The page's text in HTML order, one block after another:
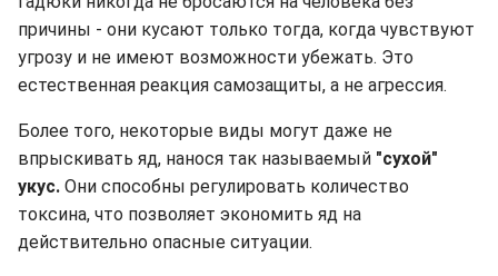
причины - они кусают только тогда, когда чувствуют
угрозу и не имеют возможности убежать. Это
естественная реакция самозащиты, а не агрессия.
Более того, некоторые виды могут даже не
впрыскивать яд, нанося так называемый "сухой"
укус. Они способны регулировать количество
токсина, что позволяет экономить яд на
действительно опасные ситуации.